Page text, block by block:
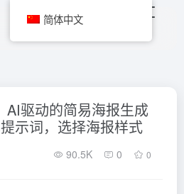
AI驱动的简易海报生成
示词，选择海报样式
90.5K 0 0
简体中文